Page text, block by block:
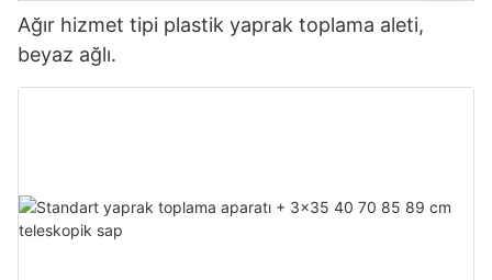
Ağır hizmet tipi plastik yaprak toplama aleti,
beyaz ağlı.